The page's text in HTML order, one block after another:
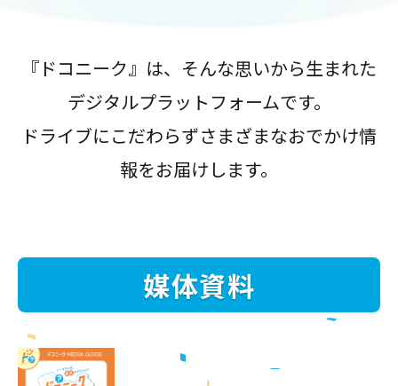
『ドコニーク』は、そんな思いから生まれた
デジタルプラットフォームです。
ドライブにこだわらずさまざまなおでかけ情
報をお届けします。
媒体資料